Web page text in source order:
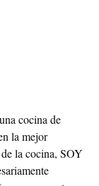
cocina de
la mejor
la cocina, SOY